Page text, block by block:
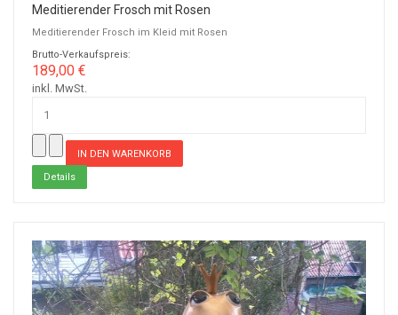
Meditierender Frosch mit Rosen
Meditierender Frosch im Kleid mit Rosen
Brutto-Verkaufspreis:
189,00 €
inkl. MwSt.
Details